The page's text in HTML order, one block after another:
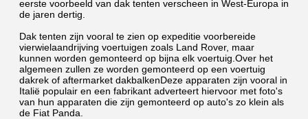
eerste voorbeeld van dak tenten verscheen in West-Europa in
de jaren dertig.
Dak tenten zijn vooral te zien op expeditie voorbereide
vierwielaandrijving voertuigen zoals Land Rover, maar
kunnen worden gemonteerd op bijna elk voertuig.Over het
algemeen zullen ze worden gemonteerd op een voertuig
dakrek of aftermarket dakbalkenDeze apparaten zijn vooral in
Italië populair en een fabrikant adverteert hiervoor met foto's
van hun apparaten die zijn gemonteerd op auto's zo klein als
de Fiat Panda.